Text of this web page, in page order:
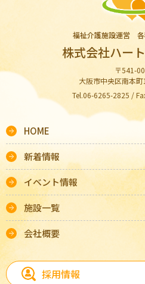
福祉介護施設運営 各
株式会社ハー
〒541-
大阪市中央区南本
Tel.06-6265-2825 /
HOME
新着情報
イベント情報
施設一覧
会社概要
採用情報